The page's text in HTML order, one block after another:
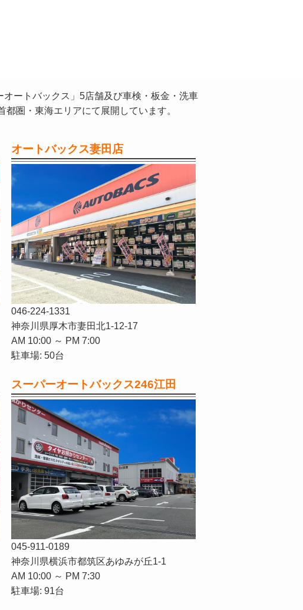
ートバックス」5店舗及び車検・板金・洗車
圏・東海エリアにて展開しています。
オートバックス妻田店
046-224-1331
神奈川県厚木市妻田北1-12-17
AM 10:00 ～ PM 7:00
駐車場: 50台
スーパーオートバックス246江田
045-911-0189
神奈川県横浜市都筑区あゆみが丘1-1
AM 10:00 ～ PM 7:30
駐車場: 91台